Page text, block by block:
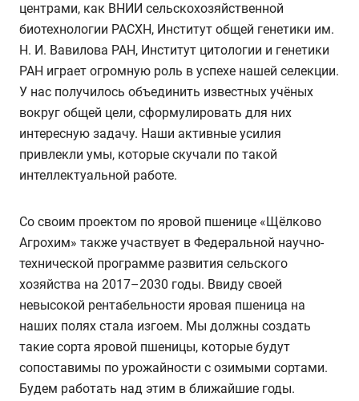
центрами, как ВНИИ сельскохозяйственной
биотехнологии РАСХН, Институт общей генетики им.
Н. И. Вавилова РАН, Институт цитологии и генетики
РАН играет огромную роль в успехе нашей селекции.
У нас получилось объединить известных учёных
вокруг общей цели, сформулировать для них
интересную задачу. Наши активные усилия
привлекли умы, которые скучали по такой
интеллектуальной работе.
Со своим проектом по яровой пшенице «Щёлково
Агрохим» также участвует в Федеральной научно-
технической программе развития сельского
хозяйства на 2017–2030 годы. Ввиду своей
невысокой рентабельности яровая пшеница на
наших полях стала изгоем. Мы должны создать
такие сорта яровой пшеницы, которые будут
сопоставимы по урожайности с озимыми сортами.
Будем работать над этим в ближайшие годы.